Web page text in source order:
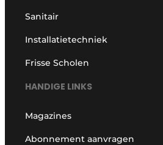
Sanitair
Installatietechniek
Frisse Scholen
HANDIGE LINKS
Magazines
Abonnement aanvragen